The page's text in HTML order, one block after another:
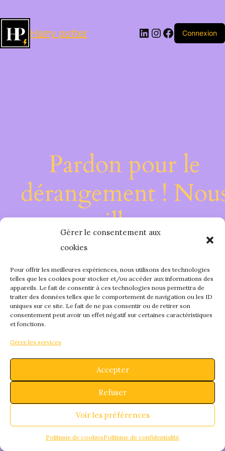
Gérer le consentement aux
cookies
Pour offrir les meilleures expériences, nous utilisons des technologies
telles que les cookies pour stocker et/ou accéder aux informations des
appareils. Le fait de consentir à ces technologies nous permettra de
traiter des données telles que le comportement de navigation ou les ID
uniques sur ce site. Le fait de ne pas consentir ou de retirer son
consentement peut avoir un effet négatif sur certaines caractéristiques
et fonctions.
Gérer les services
Accepter
Refuser
Voir les préférences
Politique de cookiesPolitique de confidentialité
Harry potter LinkedIn
Instagram
Facebook
Connexion
Pardon pour le
dérangement !
travaillons sur
quelque chose de
fantastique –
bientôt !